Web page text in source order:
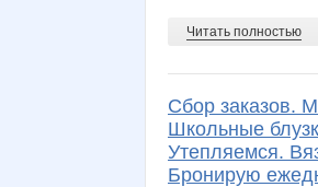
Читать полностью
Сбор заказов.
Школьные
Утепляемся.
Бронирую